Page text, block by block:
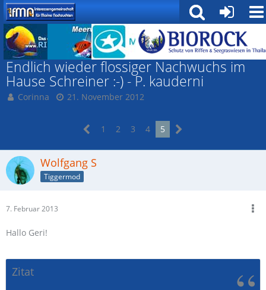
Fische
Endlich wieder flossiger Nachwuchs im
Hause Schreiner :-) - P. kauderni
Corinna 21. November 2012
1 2 3 4 5
Wolfgang S
Tiggermod
7. Februar 2013
Hallo Geri!
Zitat